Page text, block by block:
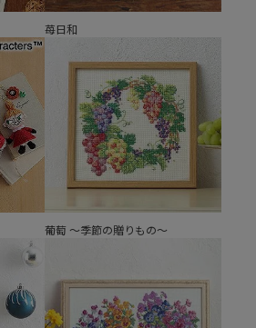
苺日和
葡萄 ～季節の贈りもの～